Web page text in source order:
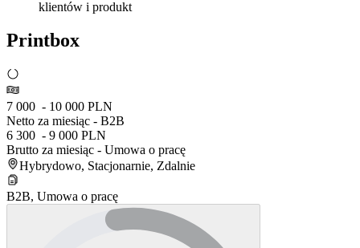
klientów i produkt
Printbox
7 000 - 10 000 PLN
Netto za miesiąc - B2B
6 300 - 9 000 PLN
Brutto za miesiąc - Umowa o pracę
Hybrydowo, Stacjonarnie, Zdalnie
B2B, Umowa o pracę